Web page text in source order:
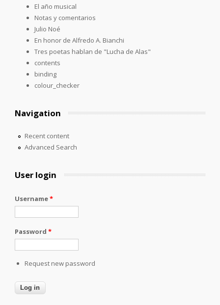
El año musical
Notas y comentarios
Julio Noé
En honor de Alfredo A. Bianchi
Tres poetas hablan de "Lucha de Alas"
contents
binding
colour_checker
Navigation
Recent content
Advanced Search
User login
Username*
Password *
Request new password